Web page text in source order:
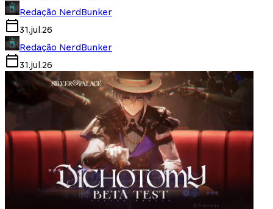
Redação NerdBunker
31.jul.26
Redação NerdBunker
31.jul.26